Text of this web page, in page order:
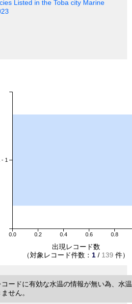
Listed in the Toba city Marine
0.0 0.2 0.4 0.6 0.8
- 1
出現レコード数
（対象レコード件数： 1 / 139 件）
コードに有効な水温の情報が無い為、水
せん。